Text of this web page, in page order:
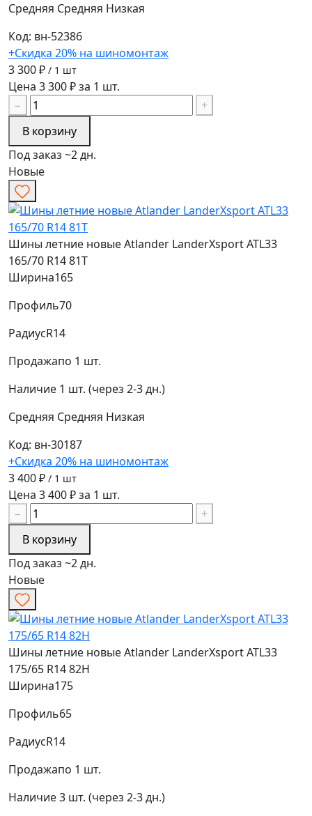
Средняя Средняя Низкая
Код: вн-52386
+Скидка 20% на шиномонтаж
3 300 ₽ / 1 шт
Цена 3 300 ₽ за 1 шт.
−
+
В корзину
Под заказ ~2 дн.
Новые
Шины летние новые Atlander LanderXsport ATL33
165/70 R14 81T
Ширина165
Профиль70
РадиусR14
Продажапо 1 шт.
Наличие 1 шт. (через 2-3 дн.)
Средняя Средняя Низкая
Код: вн-30187
+Скидка 20% на шиномонтаж
3 400 ₽ / 1 шт
Цена 3 400 ₽ за 1 шт.
−
+
В корзину
Под заказ ~2 дн.
Новые
Шины летние новые Atlander LanderXsport ATL33
175/65 R14 82H
Ширина175
Профиль65
РадиусR14
Продажапо 1 шт.
Наличие3 шт. (через 2-3 дн.)